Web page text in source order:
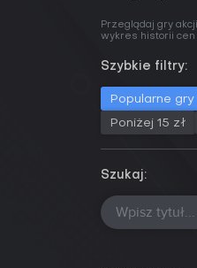
Przeglądaj gry
wykres historii cen
Szybkie filtry:
Popularne
Poniżej 15 zł
Szukaj: